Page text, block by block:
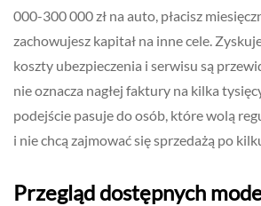
000-300 000 zł na auto, płacisz
zachowujesz kapitał na inne cele.
koszty ubezpieczenia i serwisu są
nie oznacza nagłej faktury na kilka
podejście pasuje do osób, które wolą
i nie chcą zajmować się sprzedażą po
Przegląd dostępnych